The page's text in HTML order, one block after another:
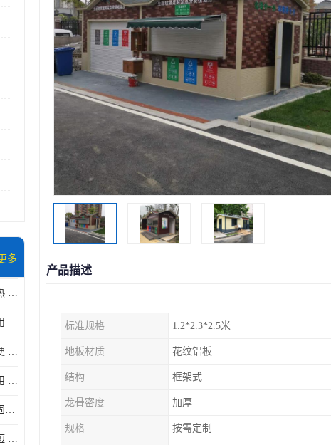
多
南通塑木果皮箱厂 耐寒耐热 设计美观简洁
扬州物业岗亭厂家 稳固耐用 适用多场合
温州四分类垃圾房 安装方便 可移动位置且方便
嘉兴保安岗亭批发 稳固耐用 使用价值高
太仓不锈钢垃圾桶定制 坚固耐用 绝缘性能好
绍兴社会垃圾屋厂家 工期短 便于居民集中投放
产品描述
标准规格 1.2*2.3*2.5米
地板材质 花纹铝板
结构 框架式
龙骨密度 加厚
规格 按需定制